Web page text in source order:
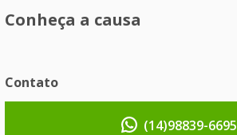
Conheça a causa
Contato
(14)98839-6695